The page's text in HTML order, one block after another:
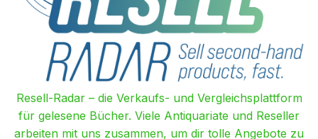
Resell-Radar – die Verkaufs- und Vergleichsplattform
für gelesene Bücher. Viele Antiquariate und Reseller
arbeiten mit uns zusammen, um dir tolle Angebote zu